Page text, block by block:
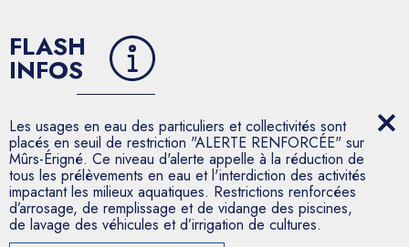
FLASH
INFOS
Les usages en eau des particuliers et collectivités sont
placés en seuil de restriction "ALERTE RENFORCÉE" sur
Mûrs-Érigné. Ce niveau d'alerte appelle à la réduction de
tous les prélèvements en eau et l'interdiction des activités
impactant les milieux aquatiques. Restrictions renforcées
d’arrosage, de remplissage et de vidange des piscines,
de lavage des véhicules et d’irrigation de cultures.